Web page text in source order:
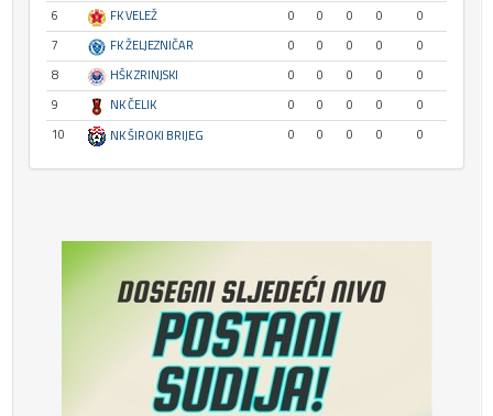
6
FK VELEŽ 0 0 0 0
0
7
FK ŽELJEZNIČAR 0 0 0 0
0
8
HŠK ZRINJSKI 0 0 0 0
0
9
NK ČELIK 0 0 0 0
0
10
NK ŠIROKI BRIJEG 0 0 0 0 0